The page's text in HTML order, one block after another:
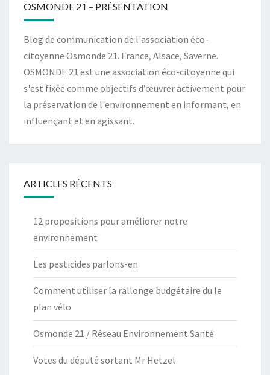
OSMONDE 21 – PRÉSENTATION
Blog de communication de l'association éco-
citoyenne Osmonde 21. France, Alsace, Saverne.
OSMONDE 21 est une association éco-citoyenne qui
s'est fixée comme objectifs d’œuvrer activement pour
la préservation de l'environnement en informant, en
influençant et en agissant.
ARTICLES RÉCENTS
12 propositions pour améliorer notre
environnement
Les pesticides parlons-en
Comment utiliser la rallonge budgétaire du le
plan vélo
Osmonde 21 / Réseau Environnement Santé
Votes du député sortant Mr Hetzel